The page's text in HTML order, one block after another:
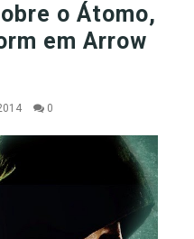
o Átomo,
em Arrow
0